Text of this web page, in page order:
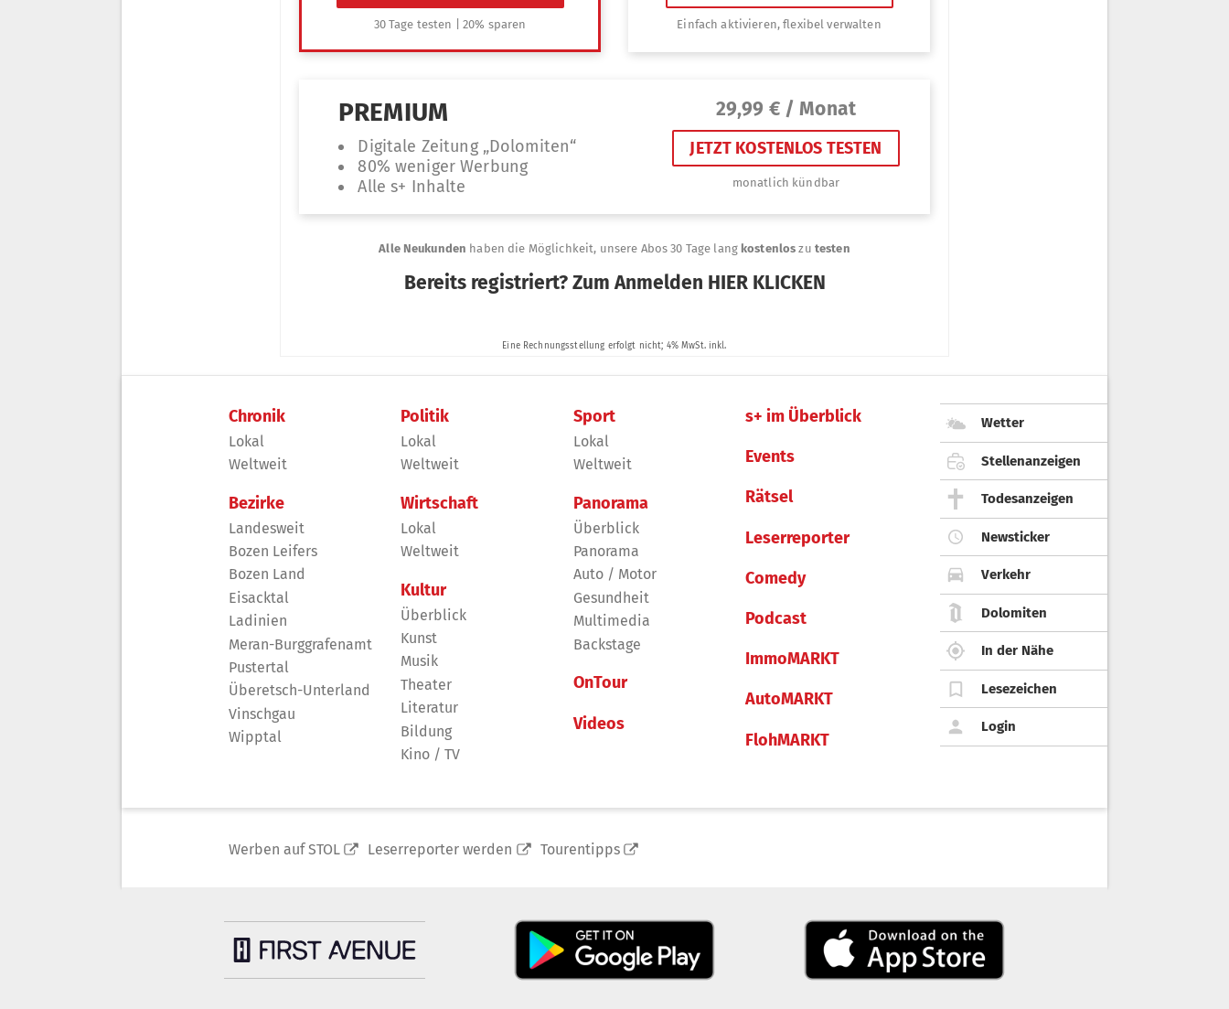
Chronik
Lokal
Weltweit
Bezirke
Landesweit
Bozen Leifers
Bozen Land
Eisacktal
Ladinien
Meran-Burggrafenamt
Pustertal
Überetsch-Unterland
Vinschgau
Wipptal
Politik
Lokal
Weltweit
Wirtschaft
Lokal
Weltweit
Kultur
Überblick
Kunst
Musik
Theater
Literatur
Bildung
Kino / TV
Sport
Lokal
Weltweit
Panorama
Überblick
Panorama
Auto / Motor
Gesundheit
Multimedia
Backstage
OnTour
Videos
s+ im Überblick
Events
Rätsel
Leserreporter
Comedy
Podcast
ImmoMARKT
AutoMARKT
FlohMARKT
Wetter
Stellenanzeigen
Todesanzeigen
Newsticker
Verkehr
Dolomiten
In der Nähe
Lesezeichen
Login
Werben auf STOL Leserreporter werden Tourentipps